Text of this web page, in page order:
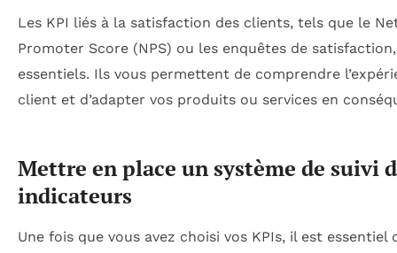
Les KPI liés à la satisfaction des clients, tels que le
Promoter Score (NPS) ou les enquêtes de
essentiels. Ils vous permettent de comprendre
client et d’adapter vos produits ou services en
Mettre en place un système de suivi
indicateurs
Une fois que vous avez choisi vos KPIs, il est essentiel